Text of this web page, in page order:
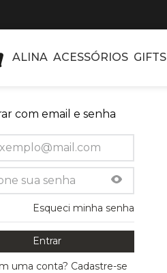
ALINA ACESSÓRIOS GIFTS
com email e senha
Esqueci minha senha
Entrar
uma conta? Cadastre-se